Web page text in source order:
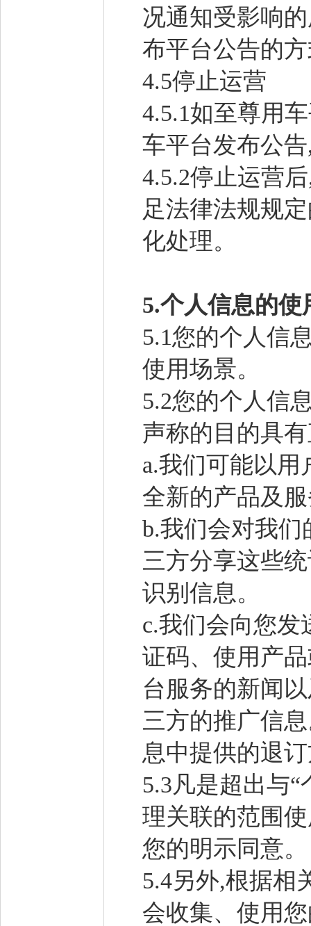
况通知受影响
布平台公告的
4.5停止运营
4.5.1如至尊用
车平台发布公
4.5.2停止运营
足法律法规规
化处理。
5.个人信息的使
5.1您的个人信
使用场景。
5.2您的个人信
声称的目的具
a.我们可能以
全新的产品及
b.我们会对我
三方分享这些
识别信息。
c.我们会向您发
证码、使用产
台服务的新闻
三方的推广信
息中提供的退
5.3凡是超出与
理关联的范围
您的明示同意。
5.4另外,根据相
会收集、使用